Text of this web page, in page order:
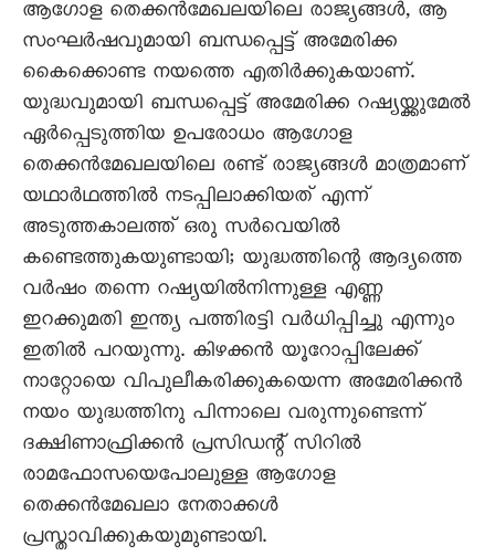
ആഗോള തെക്കൻമേഖലയിലെ രാജ്യങ്ങൾ, ആ
സംഘർഷവുമായി ബന്ധപ്പെട്ട് അമേരിക്ക
കെെക്കൊണ്ട നയത്തെ എതിർക്കുകയാണ്.
യുദ്ധവുമായി ബന്ധപ്പെട്ട് അമേരിക്ക റഷ്യയ്ക്കുമേൽ
ഏർപ്പെടുത്തിയ ഉപരോധം ആഗോള
തെക്കൻമേഖലയിലെ രണ്ട് രാജ്യങ്ങൾ മാത്രമാണ്
യഥാർഥത്തിൽ നടപ്പിലാക്കിയത് എന്ന്
അടുത്തകാലത്ത് ഒരു സർവെയിൽ
കണ്ടെത്തുകയുണ്ടായി; യുദ്ധത്തിന്റെ ആദ്യത്തെ
വർഷം തന്നെ റഷ്യയിൽനിന്നുള്ള എണ്ണ
ഇറക്കുമതി ഇന്ത്യ പത്തിരട്ടി വർധിപ്പിച്ചു എന്നും
ഇതിൽ പറയുന്നു. കിഴക്കൻ യൂറോപ്പിലേക്ക്
നാറ്റോയെ വിപുലീകരിക്കുകയെന്ന അമേരിക്കൻ
നയം യുദ്ധത്തിനു പിന്നാലെ വരുന്നുണ്ടെന്ന്
ദക്ഷിണാഫ്രിക്കൻ പ്രസിഡന്റ് സിറിൽ
രാമഫോസയെപോലുള്ള ആഗോള
തെക്കൻമേഖലാ നേതാക്കൾ
പ്രസ്താവിക്കുകയുമുണ്ടായി.